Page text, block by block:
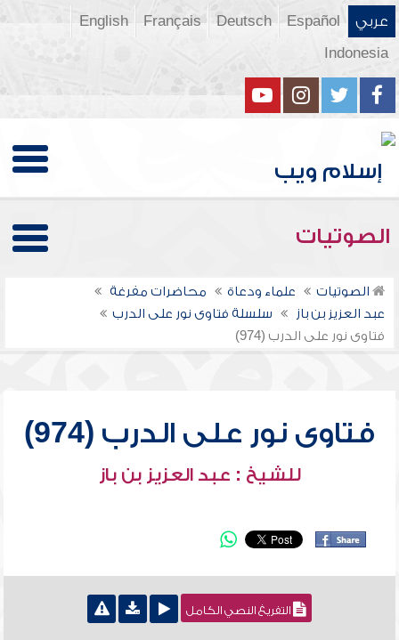
عربي Español
Deutsch
Français
English
Indonesia
الصوتيات
الصوتيات علماء ودعاة
محاضرات مفرغة
عبد العزيز بن باز
سلسلة فتاوى نور على الدرب
فتاوى نور على الدرب (974)
فتاوى نور على الدرب (974)
للشيخ : عبد العزيز بن باز
التفريغ النصي الكامل